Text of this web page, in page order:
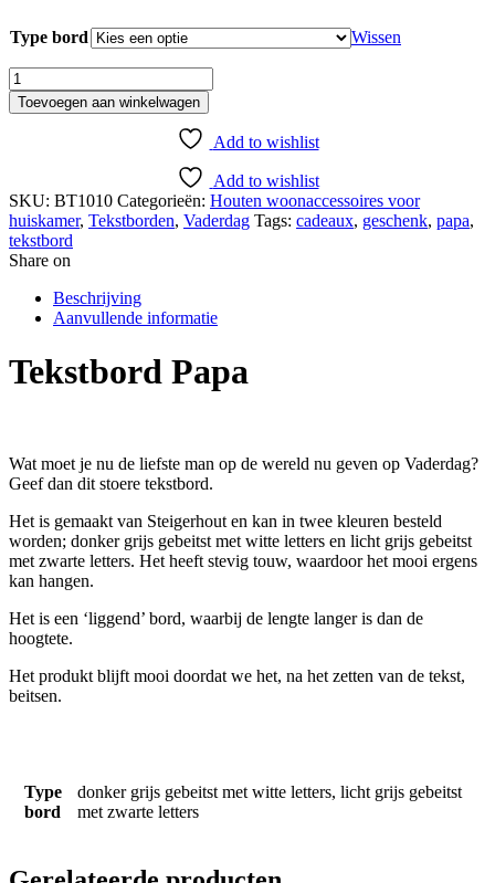
Type bord Wissen
Tekstbord
Papa
aantal
Toevoegen aan winkelwagen
Add to wishlist
Add to wishlist
SKU: BT1010 Categorieën: Houten woonaccessoires voor
huiskamer, Tekstborden, Vaderdag Tags: cadeaux, geschenk, papa,
tekstbord
Share on
Beschrijving
Aanvullende informatie
Tekstbord Papa
Wat moet je nu de liefste man op de wereld nu geven op Vaderdag?
Geef dan dit stoere tekstbord.
Het is gemaakt van Steigerhout en kan in twee kleuren besteld
worden; donker grijs gebeitst met witte letters en licht grijs gebeitst
met zwarte letters. Het heeft stevig touw, waardoor het mooi ergens
kan hangen.
Het is een ‘liggend’ bord, waarbij de lengte langer is dan de
hoogtete.
Het produkt blijft mooi doordat we het, na het zetten van de tekst,
beitsen.
Type
bord
donker grijs gebeitst met witte letters, licht grijs gebeitst
met zwarte letters